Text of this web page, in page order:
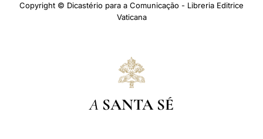
Copyright © Dicastério para a Comunicação - Libreria Editrice
Vaticana
A SANTA SÉ